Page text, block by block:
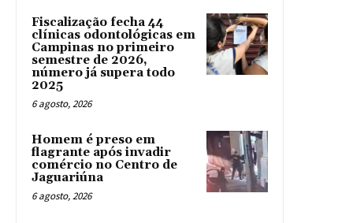
Fiscalização fecha 44
clínicas odontológicas em
Campinas no primeiro
semestre de 2026,
número já supera todo
2025
6 agosto, 2026
Homem é preso em
flagrante após invadir
comércio no Centro de
Jaguariúna
6 agosto, 2026